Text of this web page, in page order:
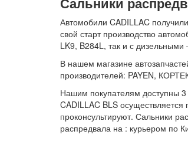
Автомобили CADILLAC
свой старт производство
LK9, B284L, так и с
В нашем магазине
производителей: PAYEN,
Нашим покупателям доступны 3
CADILLAC BLS
проконсультируют. Сальники
распредвала на : курьером по